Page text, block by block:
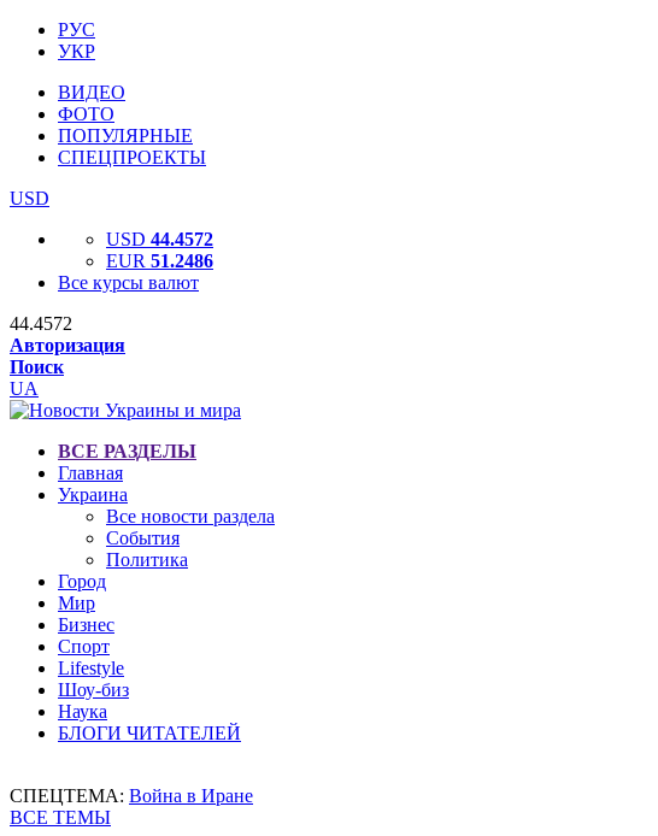
РУС
УКР
ВИДЕО
ФОТО
ПОПУЛЯРНЫЕ
СПЕЦПРОЕКТЫ
USD
USD 44.4572
EUR 51.2486
Все курсы валют
44.4572
Авторизация
Поиск
UA
ВСЕ РАЗДЕЛЫ
Главная
Украина
Все новости раздела
События
Политика
Город
Мир
Бизнес
Спорт
Lifestyle
Шоу-биз
Наука
БЛОГИ ЧИТАТЕЛЕЙ
СПЕЦТЕМА: Война в Иране
ВСЕ ТЕМЫ